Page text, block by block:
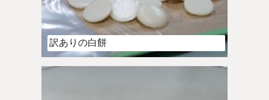
訳ありの白餅